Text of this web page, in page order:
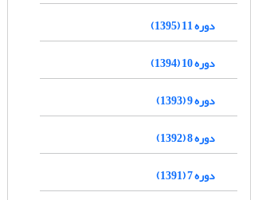
دوره 11 (1395)
دوره 10 (1394)
دوره 9 (1393)
دوره 8 (1392)
دوره 7 (1391)